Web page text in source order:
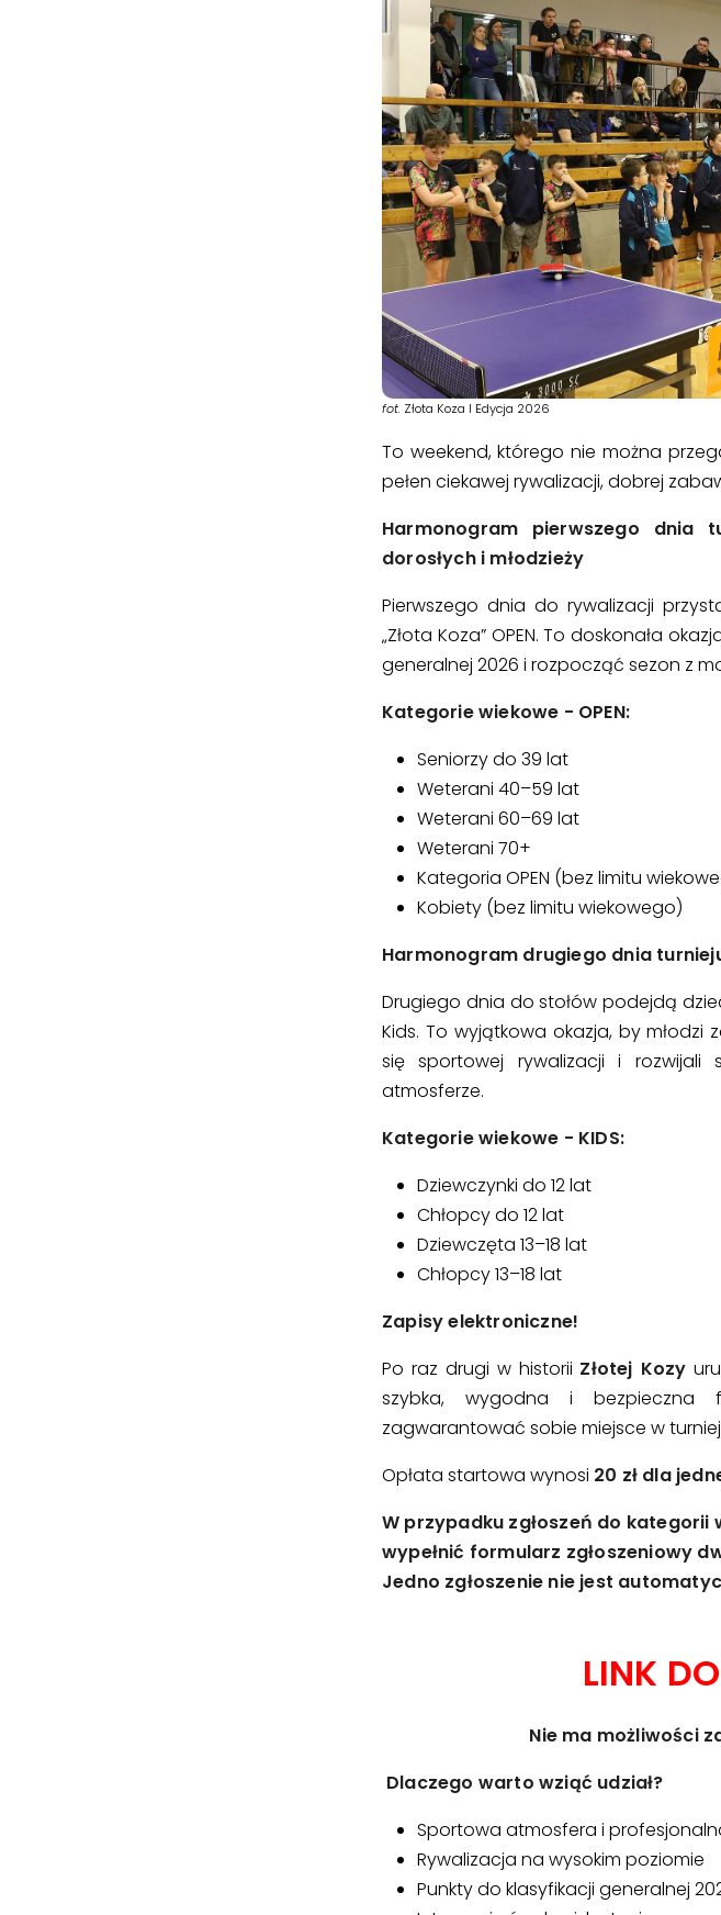
fot. Złota Koza I Edycja 2026
To weekend, którego nie można
pełen ciekawej rywalizacji, dobrej
Harmonogram pierwszego dnia
dorosłych i młodzieży
Pierwszego dnia do rywalizacji
„Złota Koza” OPEN. To doskonała
generalnej 2026 i rozpocząć sezon z
Kategorie wiekowe - OPEN:
Seniorzy do 39 lat
Weterani 40–59 lat
Weterani 60–69 lat
Weterani 70+
Kategoria OPEN (bez limitu
Kobiety (bez limitu wiekowego)
Harmonogram drugiego dnia
Drugiego dnia do stołów podejdą
Kids. To wyjątkowa okazja, by
się sportowej rywalizacji i rozwijali
atmosferze.
Kategorie wiekowe - KIDS:
Dziewczynki do 12 lat
Chłopcy do 12 lat
Dziewczęta 13–18 lat
Chłopcy 13–18 lat
Zapisy elektroniczne!
Po raz drugi w historii Złotej Kozy
szybka, wygodna i bezpieczna
zagwarantować sobie miejsce w
Opłata startowa wynosi 20 zł dla
W przypadku zgłoszeń do
wypełnić formularz zgłoszeniowy
Jedno zgłoszenie nie jest
LINK
Nie ma możliwości
Dlaczego warto wziąć udział?
Sportowa atmosfera i
Rywalizacja na wysokim poziomie
Punkty do klasyfikacji generalnej